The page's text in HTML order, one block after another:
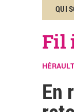
QUI
Fil
HÉRAULT
En